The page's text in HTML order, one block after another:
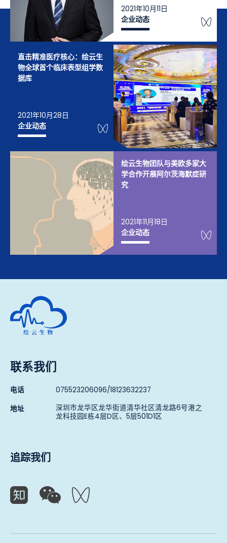
企业动态
2021年10月11日
直击精准医疗核心：绘云生
物全球首个临床表型组学数
据库
企业动态
2021年10月28日
WeChat Knowledge
绘云生物团队与美欧多家大
学合作开展阿尔茨海默症研
究
企业动态
2021年11月18日
深圳市绘云生物科技有限公司
联系我们
电话 075523206096/18123632237
地址 深圳市龙华区龙华街道清华社区清龙路6号港之
龙科技园E栋4层D区、5层501D1区
追踪我们